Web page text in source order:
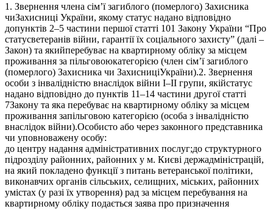
1. Звернення члена сім’ї загиблого (померлого) Захисника
чиЗахисниці України, якому статус надано відповідно
допунктів 2–5 частини першої статті 101 Закону України “Про
статусветеранів війни, гарантії їх соціального захисту” (далі –
Закон) та якийперебуває на квартирному обліку за місцем
проживання за пільговоюкатегорією (член сім’ї загиблого
(померлого) Захисника чи ЗахисниціУкраїни).2. Звернення
особи з інвалідністю внаслідок війни I–II групи, якійстатус
надано відповідно до пунктів 11–14 частини другої статті
7Закону та яка перебуває на квартирному обліку за місцем
проживання запільговою категорією (особа з інвалідністю
внаслідок війни).Особисто або через законного представника
чи уповноважену особу:
до центру надання адміністративних послуг;до структурного
підрозділу районних, районних у м. Києві держадміністрацій,
на який покладено функції з питань ветеранської політики,
виконавчих органів сільських, селищних, міських, районних
умістах (у разі їх утворення) рад за місцем перебування на
квартирному обліку подається заява про призначення